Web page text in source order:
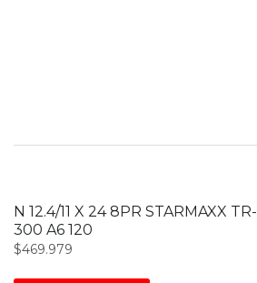
N 12.4/11 X 24 8PR STARMAXX TR-
300 A6 120
$469.979